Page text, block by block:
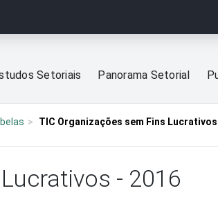
Setoriais Panorama Setorial
TIC Organizações sem Fins
- 2016